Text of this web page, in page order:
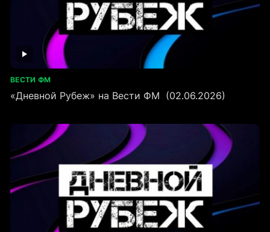
ВЕСТИ ФМ
«Дневной Рубеж» на Вести ФМ (02.06.2026)